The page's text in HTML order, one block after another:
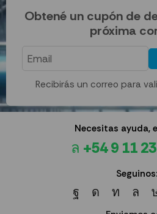
Obtené un cupón de
próxima
Recibirás un correo para
Necesitas ayuda,
+54 9 11
Seguinos: